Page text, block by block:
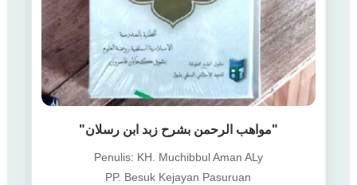
"مواهب الرحمن بشرح زبد ابن رسلان"
Penulis: KH. Muchibbul Aman ALy
PP. Besuk Kejayan Pasuruan